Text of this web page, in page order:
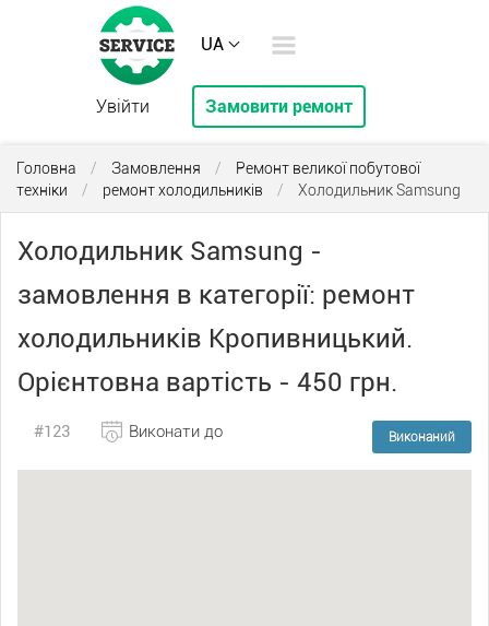
UA
Увійти Замовити ремонт
Головна / Замовлення /
Ремонт великої побутової
техніки
/ ремонт холодильників / Холодильник Samsung
Холодильник Samsung -
замовлення в категорії: ремонт
холодильників Кропивницький.
Орієнтовна вартість - 450 грн.
#123 Виконаний
Виконати до